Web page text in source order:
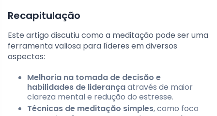
Recapitulação
Este artigo discutiu como a meditação pode ser uma
ferramenta valiosa para líderes em diversos
aspectos:
Melhoria na tomada de decisão e
habilidades de liderançaatravés de maior
clareza mental e redução do estresse.
Técnicas de meditação simples, como foco